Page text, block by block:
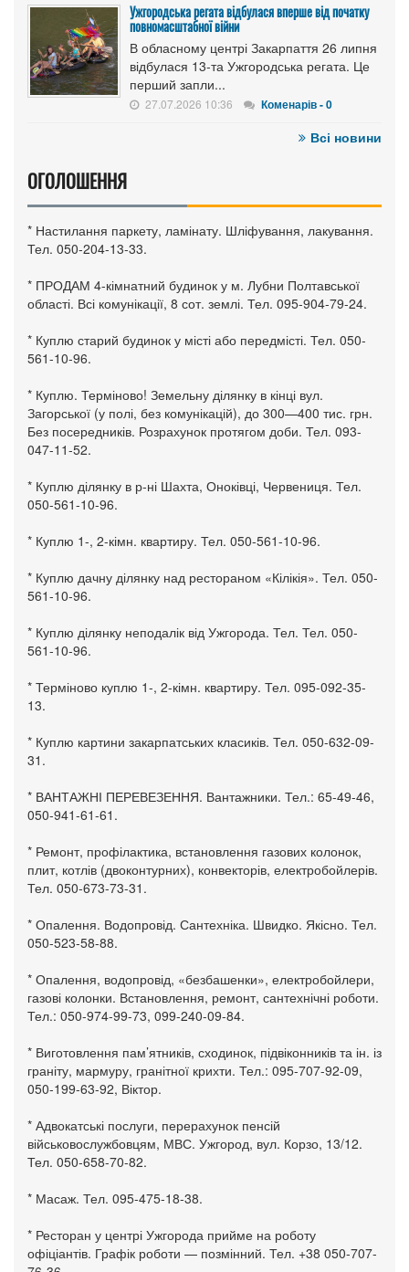
Ужгородська регата відбулася вперше від початку
повномасштабної війни
В обласному центрі Закарпаття 26 липня
відбулася 13-та Ужгородська регата. Це
перший запли...
27.07.2026 10:36 Коменарів - 0
Всі новини
ОГОЛОШЕННЯ
* Настилання паркету, ламінату. Шліфування, лакування.
Тел. 050-204-13-33.
* ПРОДАМ 4-кімнатний будинок у м. Лубни Полтавської
області. Всі комунікації, 8 сот. землі. Тел. 095-904-79-24.
* Куплю старий будинок у місті або передмісті. Тел. 050-
561-10-96.
* Куплю. Терміново! Земельну ділянку в кінці вул.
Загорської (у полі, без комунікацій), до 300—400 тис. грн.
Без посередників. Розрахунок протягом доби. Тел. 093-
047-11-52.
* Куплю ділянку в р-ні Шахта, Оноківці, Червениця. Тел.
050-561-10-96.
* Куплю 1-, 2-кімн. квартиру. Тел. 050-561-10-96.
* Куплю дачну ділянку над рестораном «Кілікія». Тел. 050-
561-10-96.
* Куплю ділянку неподалік від Ужгорода. Тел. Тел. 050-
561-10-96.
* Терміново куплю 1-, 2-кімн. квартиру. Тел. 095-092-35-
13.
* Куплю картини закарпатських класиків. Тел. 050-632-09-
31.
* ВАНТАЖНІ ПЕРЕВЕЗЕННЯ. Вантажники. Тел.: 65-49-46,
050-941-61-61.
* Ремонт, профілактика, встановлення газових колонок,
плит, котлів (двоконтурних), конвекторів, електробойлерів.
Тел. 050-673-73-31.
* Опалення. Водопровід. Сантехніка. Швидко. Якісно. Тел.
050-523-58-88.
* Опалення, водопровід, «безбашенки», електробойлери,
газові колонки. Встановлення, ремонт, сантехнічні роботи.
Тел.: 050-974-99-73, 099-240-09-84.
* Виготовлення пам’ятників, сходинок, підвіконників та ін. із
граніту, мармуру, гранітної крихти. Тел.: 095-707-92-09,
050-199-63-92, Віктор.
* Адвокатські послуги, перерахунок пенсій
військовослужбовцям, МВС. Ужгород, вул. Корзо, 13/12.
Тел. 050-658-70-82.
* Масаж. Тел. 095-475-18-38.
* Ресторан у центрі Ужгорода прийме на роботу
офіціантів. Графік роботи — позмінний. Тел. +38 050-707-